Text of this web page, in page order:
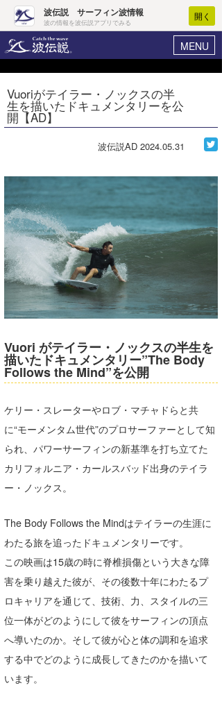
波伝説 サーフィン波情報
波の情報を波伝説アプリでみる
開く
MENU
ヘルプ マイホーム
ログイン
WAVE HUNTER 波予想ツール
気象情報
ニュース
サーフィンエリアガイド
会員メニュー
Vuoriがテイラー・ノックスの半
生を描いたドキュメンタリーを公
開【AD】
波伝説AD 2024.05.31
Vuori がテイラー・ノックスの半生を
描いたドキュメンタリー”The Body
Follows the Mind”を公開
ケリー・スレーターやロブ・マチャドらと共
に“モーメンタム世代”のプロサーファーとして知
られ、パワーサーフィンの新基準を打ち立てた
カリフォルニア・カールスバッド出身のテイラ
ー・ノックス。
The Body Follows the Mindはテイラーの生涯に
わたる旅を追ったドキュメンタリーです。
この映画は15歳の時に脊椎損傷という大きな障
害を乗り越えた彼が、その後数十年にわたるプ
ロキャリアを通じて、技術、力、スタイルの三
位一体がどのようにして彼をサーフィンの頂点
へ導いたのか。そして彼が心と体の調和を追求
する中でどのように成長してきたのかを描いて
います。
Core Surf Japan
コンテスト
ファッション/グッズ
アート＆エンタメ
コラム
トラベル
ショップ情報
ショップ情報
湘南
千葉北
伊豆
千葉南
大阪
四国
沖縄
ウラナミ
お知らせ
その他
ルール＆How to
VOTE!
サーファーズ
Core Surf Japan
Naoya Kimoto
メディア